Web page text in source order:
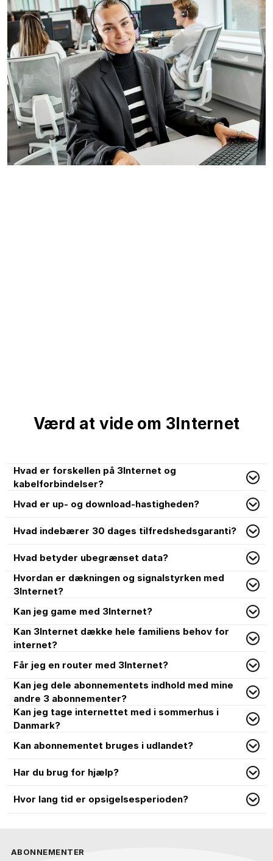
Værd at vide om 3Internet
Hvad er forskellen på 3Internet og
kabelforbindelser?
Hvad er up- og download-hastigheden?
Hvad indebærer 30 dages tilfredshedsgaranti?
Hvad betyder ubegrænset data?
Hvordan er dækningen og signalstyrken med
3Internet?
Kan jeg game med 3Internet?
Kan 3Internet dække hele familiens behov for
internet?
Får jeg en router med 3Internet?
Kan jeg dele abonnementets indhold med mine
andre 3 abonnementer?
Kan jeg tage internettet med i sommerhus i
Danmark?
Kan abonnementet bruges i udlandet?
Har du brug for hjælp?
Hvor lang tid er opsigelsesperioden?
ABONNEMENTER